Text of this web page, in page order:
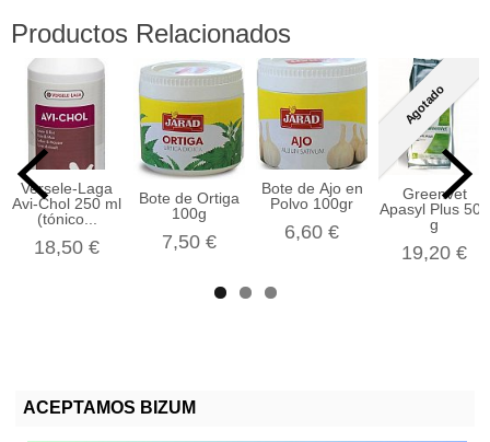
ACEPTAMOS BIZUM
Productos Relacionados
Versele-Laga
Avi-Chol 250 ml
(tónico...
18,50 €
Bote de Ortiga
100g
7,50 €
Bote de Ajo en
Polvo 100gr
6,60 €
Agotado
Greenvet
Apasyl Plus 500
g
19,20 €